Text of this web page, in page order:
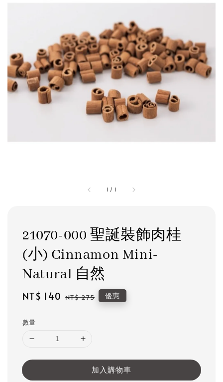
1 / 1
21070-000 聖誕裝飾肉桂
(小) Cinnamon Mini-
Natural 自然
Sale
NT$ 140 Regular
NT$ 275 優惠
數量
加入購物車